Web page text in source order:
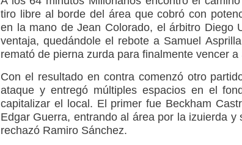
tiro libre al borde del área que cobró con
en la mano de Jean Colorado, el árbitro Diego
ventaja, quedándole el rebote a Samuel
remató de pierna zurda para finalmente vencer a
Con el resultado en contra comenzó otro
ataque y entregó múltiples espacios en el
capitalizar el local. El primer fue Beckham
Edgar Guerra, entrando al área por la izuierda
rechazó Ramiro Sánchez.